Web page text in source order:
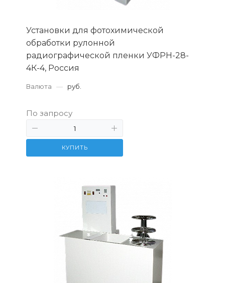
Установки для фотохимической
обработки рулонной
радиографической пленки УФРН-28-
4К-4, Россия
Валюта — руб.
По запросу
КУПИТЬ